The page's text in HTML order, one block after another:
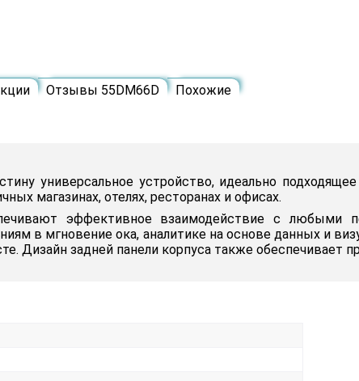
Отзывы 55DM66D Похожие
универсальное устройство, идеально
магазинах, отелях, ресторанах и офисах.
эффективное взаимодействие с любыми
в мгновение ока, аналитике на основе данных и
Дизайн задней панели корпуса также обеспечивает